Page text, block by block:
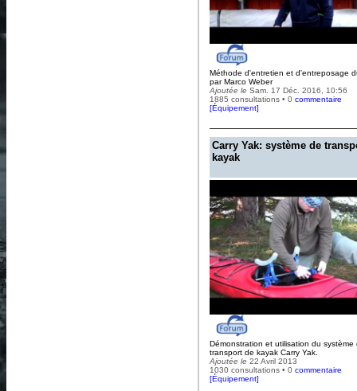
Méthode d'entretien et d'entreposage
par Marco Weber
Ajoutée le Sam. 17 Déc. 2016, 10:56
1885 consultations • 0 commentaire
[Équipement]
Carry Yak: système de
kayak
Démonstration et utilisation du système
transport de kayak Carry Yak.
Ajoutée le 22 Avril 2013
1030 consultations • 0 commentaire
[Équipement]